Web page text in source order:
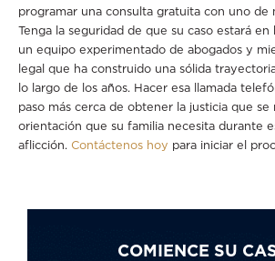
programar una consulta gratuita con uno de
Tenga la seguridad de que su caso estará en
un equipo experimentado de abogados y
legal que ha construido una sólida
lo largo de los años. Hacer esa llamada
paso más cerca de obtener la justicia que se
orientación que su familia necesita durante
aflicción. Contáctenos hoy para iniciar el
COMIENCE SU